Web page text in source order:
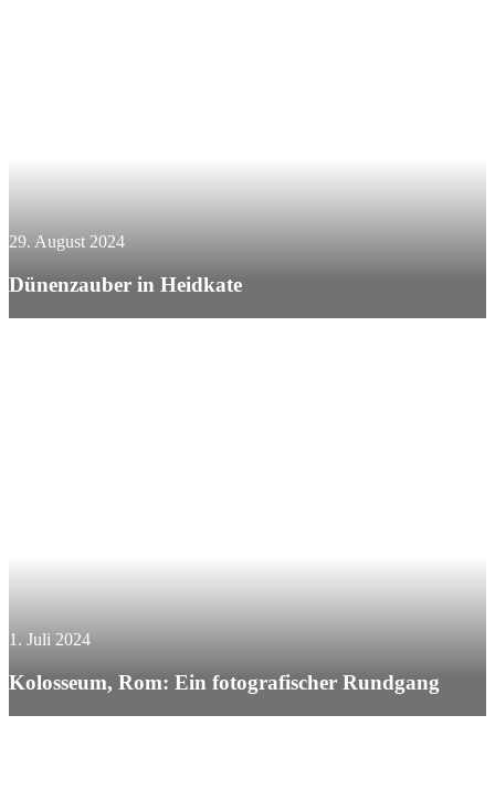
29. August 2024
Dünenzauber in Heidkate
1. Juli 2024
Kolosseum, Rom: Ein fotografischer Rundgang